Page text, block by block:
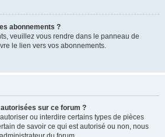
abonnements ?
veuillez vous rendre dans le panneau de
le lien vers vos abonnements.
sur ce forum ?
ou interdire certains types de pièces
de savoir ce qui est autorisé ou non, nous